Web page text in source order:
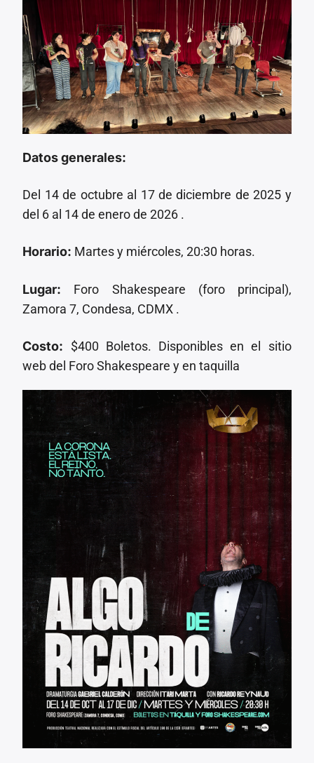
Datos generales:
Del 14 de octubre al 17 de diciembre de 2025 y
del 6 al 14 de enero de 2026 .
Horario: Martes y miércoles, 20:30 horas.
Lugar: Foro Shakespeare (foro principal),
Zamora 7, Condesa, CDMX .
Costo: $400 Boletos. Disponibles en el sitio
web del Foro Shakespeare y en taquilla